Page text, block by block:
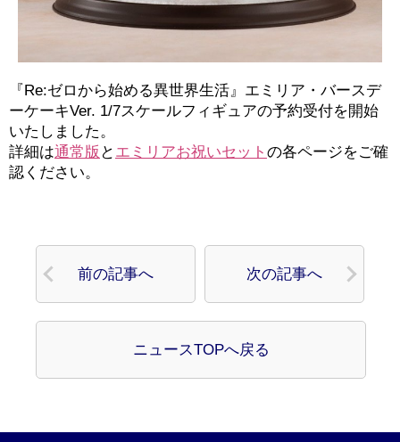
『Re:ゼロから始める異世界生活』エミリア・バースデ
ーケーキVer. 1/7スケールフィギュアの予約受付を開始
いたしました。
詳細は通常版 と エミリアお祝いセット の各ページをご確
認ください。
前の記事へ 次の記事へ
ニュースTOPへ戻る